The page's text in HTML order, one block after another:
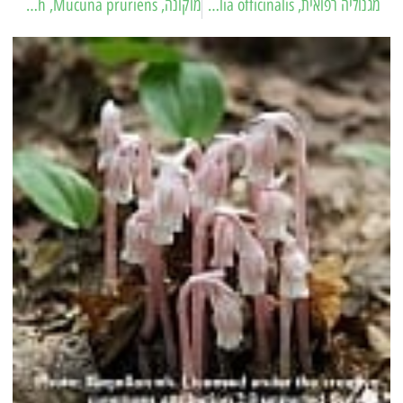
מגנוליה רפואית, Magnolia ,Magnolia officinalis מוקונה, Cowitch ,Mucuna pruriens